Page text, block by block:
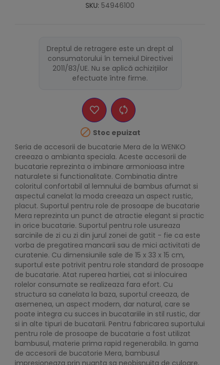
SKU: 54946100
Dreptul de retragere este un drept al
consumatorului în temeiul Directivei
2011/83/UE. Nu se aplică achizițiilor
efectuate între firme.
 Stoc epuizat
Seria de accesorii de bucatarie Mera de la WENKO
creeaza o ambianta speciala. Aceste accesorii de
bucatarie reprezinta o imbinare armonioasa intre
naturalete si functionalitate. Combinatia dintre
coloritul confortabil al lemnului de bambus afumat si
aspectul canelat la moda creeaza un aspect rustic,
placut. Suportul pentru role de prosoape de bucatarie
Mera reprezinta un punct de atractie elegant si practic
in orice bucatarie. Suportul pentru role usureaza
sarcinile de zi cu zi din jurul zonei de gatit - fie ca este
vorba de pregatirea mancarii sau de mici activitati de
curatenie. Cu dimensiunile sale de 15 x 33 x 15 cm,
suportul este potrivit pentru role standard de prosoape
de bucatarie. Atat ruperea hartiei, cat si inlocuirea
rolelor consumate se realizeaza fara efort. Cu
structura sa canelata la baza, suportul creeaza, de
asemenea, un aspect modern, dar natural, care se
poate integra cu succes in bucatariile in stil rustic, dar
si in alte tipuri de bucatarii. Pentru fabricarea suportului
pentru role de prosoape de bucatarie a fost utilizat
bambusul, materie prima rapid regenerabila. In gama
de accesorii de bucatorie Mera, bambusul